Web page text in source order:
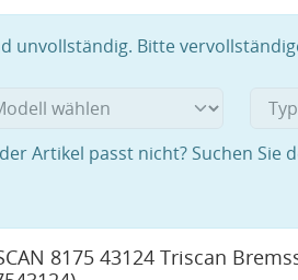
unvollständig. Bitte
Artikel passt nicht? Suchen Sie
8175 43124 Triscan